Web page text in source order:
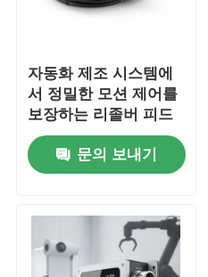
자동화 제조 시스템에
서 정밀한 모션 제어를
보장하는 리졸버 피드
백이 장착된 AC 서보
모터
문의 보내기